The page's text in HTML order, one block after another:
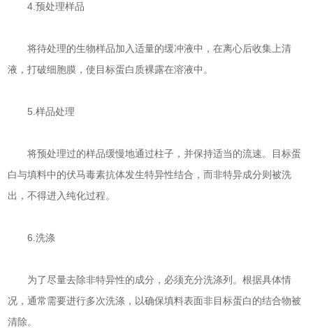
4.预处理样品
将待处理的生物样品加入适量的缓冲液中，在离心后收集上清
液，打破细胞膜，使目标蛋白质裸露在溶液中。
5.样品处理
将预处理过的样品缓慢地通过柱子，并保持适当的流速。目标蛋
白与填料中的伏马毒素抗体发生特异性结合，而非特异成分则被洗
出，不得进入纯化过程。
6.洗涤
为了尽量去除非特异性的成分，必须充分洗涤列。根据具体情
况，通常需要进行多次洗涤，以确保填料表面非目标蛋白的结合物被
清除。